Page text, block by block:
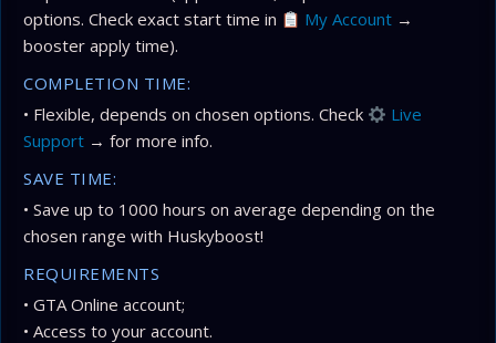
options. Check exact start time in
My Account →
booster apply time).
COMPLETION TIME:
• Flexible, depends on chosen options. Check
Live
Support → for more info.
SAVE TIME:
• Save up to 1000 hours on average depending on the
chosen range with Huskyboost!
REQUIREMENTS
• GTA Online account;
• Access to your account.